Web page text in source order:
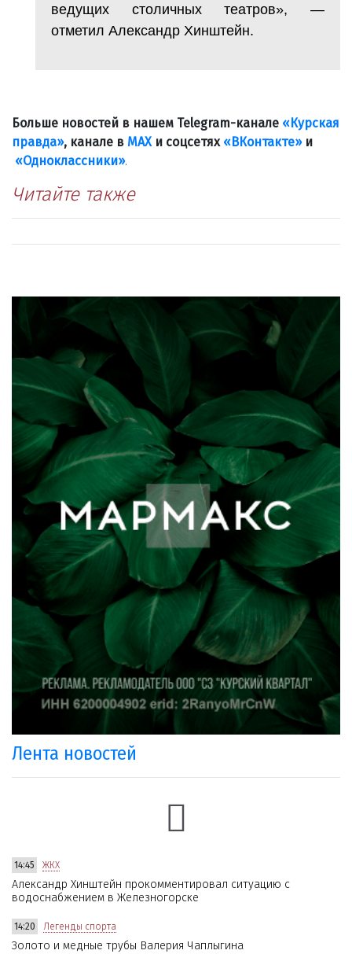
ведущих столичных театров», —
отметил Александр Хинштейн.
Больше новостей в нашем Telegram-канале «Курская
правда», канале в МАХ и соцсетях «ВКонтакте»и
«Одноклассники».
Читайте также
Лента новостей
14:45 ЖКХ
Александр Хинштейн прокомментировал ситуацию с
водоснабжением в Железногорске
14:20 Легенды спорта
Золото и медные трубы Валерия Чаплыгина